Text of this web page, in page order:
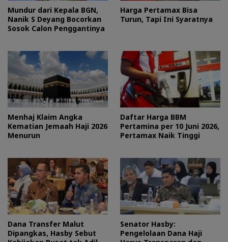
Mundur dari Kepala BGN,
Nanik S Deyang Bocorkan
Sosok Calon Penggantinya
Harga Pertamax Bisa
Turun, Tapi Ini Syaratnya
Menhaj Klaim Angka
Kematian Jemaah Haji 2026
Menurun
Daftar Harga BBM
Pertamina per 10 Juni 2026,
Pertamax Naik Tinggi
Dana Transfer Malut
Dipangkas, Hasby Sebut
Senator Hasby:
Pengelolaan Dana Haji